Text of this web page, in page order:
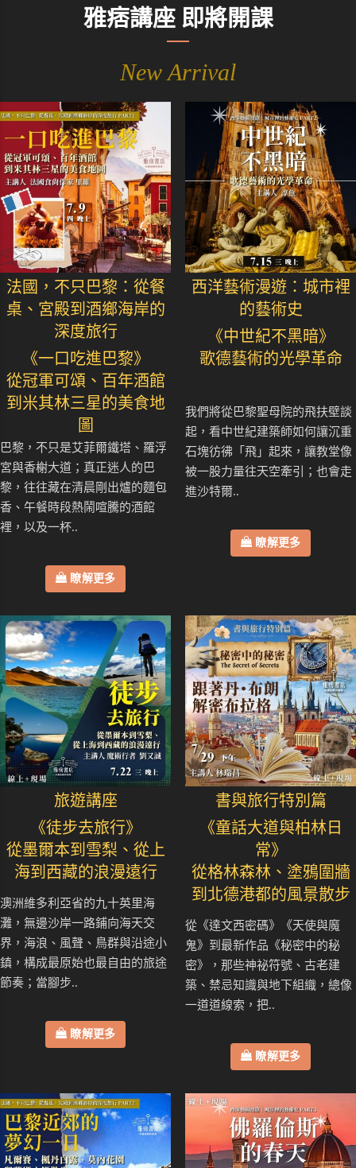
雅痞講座 即將開課
New Arrival
法國，不只巴黎：從餐
桌、宮殿到酒鄉海岸的
深度旅行
《一口吃進巴黎》
從冠軍可頌、百年酒館
到米其林三星的美食地
圖
巴黎，不只是艾菲爾鐵塔、羅浮
宮與香榭大道；真正迷人的巴
黎，往往藏在清晨剛出爐的麵包
香、午餐時段熱鬧喧騰的酒館
裡，以及一杯..
瞭解更多
西洋藝術漫遊：城市裡
的藝術史
《中世紀不黑暗》
歌德藝術的光學革命
我們將從巴黎聖母院的飛扶壁談
起，看中世紀建築師如何讓沉重
石塊彷彿「飛」起來，讓教堂像
被一股力量往天空牽引；也會走
進沙特爾..
瞭解更多
旅遊講座
《徒步去旅行》
從墨爾本到雪梨、從上
海到西藏的浪漫遠行
澳洲維多利亞省的九十英里海
灘，無邊沙岸一路鋪向海天交
界，海浪、風聲、鳥群與沿途小
鎮，構成最原始也最自由的旅途
節奏；當腳步..
瞭解更多
書與旅行特別篇
《童話大道與柏林日
常》
從格林森林、塗鴉圍牆
到北德港都的風景散步
從《達文西密碼》《天使與魔
鬼》到最新作品《秘密中的秘
密》，那些神祕符號、古老建
築、禁忌知識與地下組織，總像
一道道線索，把..
瞭解更多